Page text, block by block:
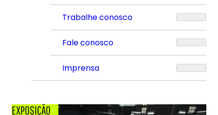
Trabalhe conosco
Fale conosco
Imprensa
EXPOSIÇÃO